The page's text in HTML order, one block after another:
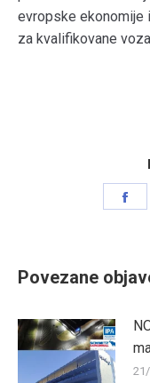
evropske ekonomije
za kvalifikovane
Povezane